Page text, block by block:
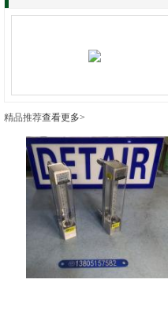
精品推荐查看更多>